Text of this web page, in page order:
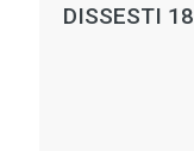
DISSESTI 18